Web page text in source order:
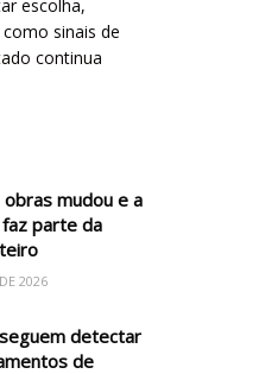
escolha,
sinais de
continua
mudou e a
parte da
2026
detectar
de